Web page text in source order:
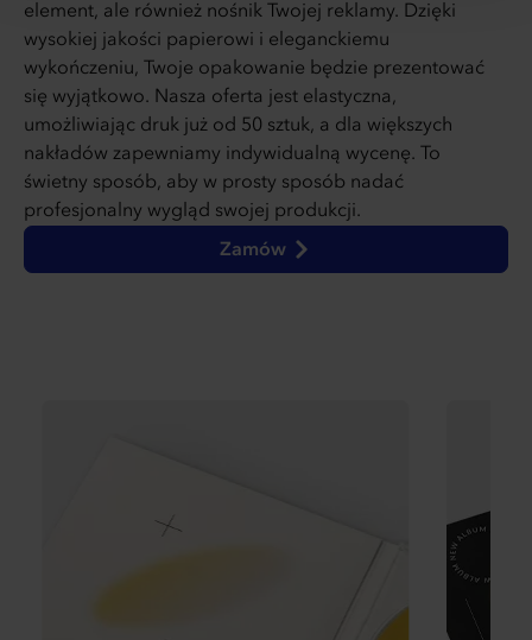
element, ale również nośnik Twojej reklamy. Dzięki
wysokiej jakości papierowi i eleganckiemu
wykończeniu, Twoje opakowanie będzie prezentować
się wyjątkowo. Nasza oferta jest elastyczna,
umożliwiając druk już od 50 sztuk, a dla większych
nakładów zapewniamy indywidualną wycenę. To
świetny sposób, aby w prosty sposób nadać
profesjonalny wygląd swojej produkcji.
Zamów